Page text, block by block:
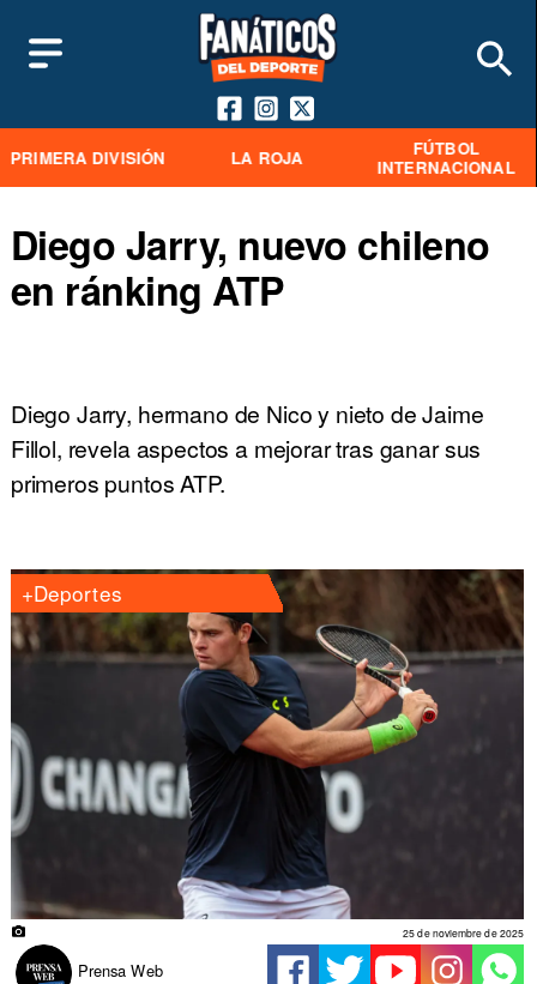
PRIMERA DIVISIÓN LA ROJA
FÚTBOL
INTERNACIONAL
Diego Jarry, nuevo chileno
en ránking ATP
Diego Jarry, hermano de Nico y nieto de Jaime
Fillol, revela aspectos a mejorar tras ganar sus
primeros puntos ATP.
+Deportes
Prensa Web
25 de noviembre de 2025